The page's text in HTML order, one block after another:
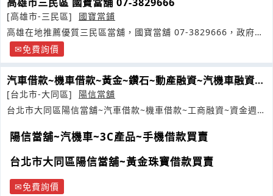
[高雄市-三民區]
國寶當鋪
高雄在地推薦優質三民區當舖，國寶當舖 07-3829666，政府立
案 免費詢價
汽車借款~機車借款~黃金~鑽石~動產融資~汽機車融資借
款
[台北市-大同區]
陽信當舖
台北市大同區陽信當舖~汽車借款~機車借款~工商融資~資金週轉
陽信當舖~汽機車~3C產品~手機借款買賣
台北市大同區陽信當舖~黃金珠寶借款買賣
免費詢價